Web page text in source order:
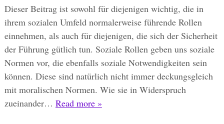
Dieser Beitrag ist sowohl für diejenigen wichtig, die in
ihrem sozialen Umfeld normalerweise führende Rollen
einnehmen, als auch für diejenigen, die sich der Sicherheit
der Führung gütlich tun. Soziale Rollen geben uns soziale
Normen vor, die ebenfalls soziale Notwendigkeiten sein
können. Diese sind natürlich nicht immer deckungsgleich
mit moralischen Normen. Wie sie in Widerspruch
zueinander… Read more »